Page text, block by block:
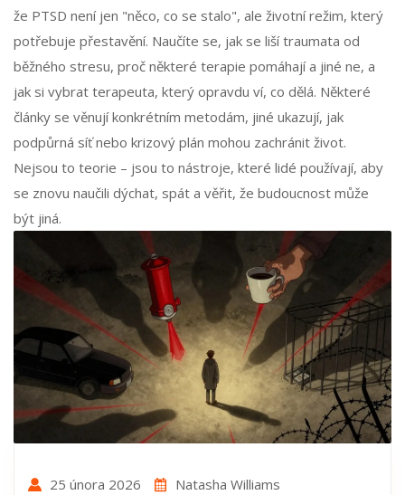
že PTSD není jen "něco, co se stalo", ale životní režim, který
potřebuje přestavění. Naučíte se, jak se liší traumata od
běžného stresu, proč některé terapie pomáhají a jiné ne, a
jak si vybrat terapeuta, který opravdu ví, co dělá. Některé
články se věnují konkrétním metodám, jiné ukazují, jak
podpůrná síť nebo krizový plán mohou zachránit život.
Nejsou to teorie – jsou to nástroje, které lidé používají, aby
se znovu naučili dýchat, spát a věřit, že budoucnost může
být jiná.
25 února 2026 Natasha Williams